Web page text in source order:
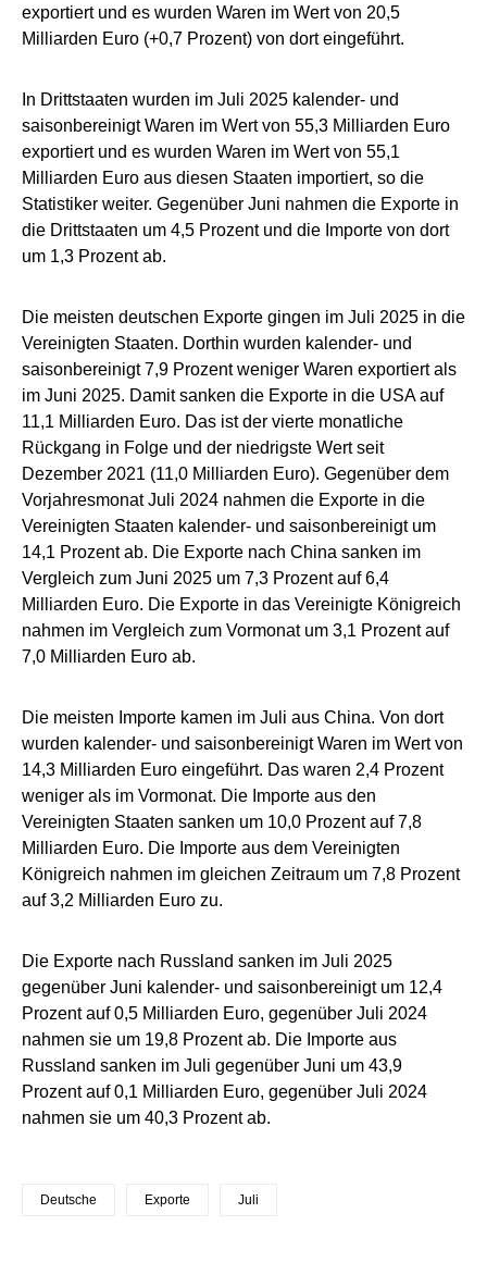
exportiert und es wurden Waren im Wert von 20,5
Milliarden Euro (+0,7 Prozent) von dort eingeführt.
In Drittstaaten wurden im Juli 2025 kalender- und
saisonbereinigt Waren im Wert von 55,3 Milliarden Euro
exportiert und es wurden Waren im Wert von 55,1
Milliarden Euro aus diesen Staaten importiert, so die
Statistiker weiter. Gegenüber Juni nahmen die Exporte in
die Drittstaaten um 4,5 Prozent und die Importe von dort
um 1,3 Prozent ab.
Die meisten deutschen Exporte gingen im Juli 2025 in die
Vereinigten Staaten. Dorthin wurden kalender- und
saisonbereinigt 7,9 Prozent weniger Waren exportiert als
im Juni 2025. Damit sanken die Exporte in die USA auf
11,1 Milliarden Euro. Das ist der vierte monatliche
Rückgang in Folge und der niedrigste Wert seit
Dezember 2021 (11,0 Milliarden Euro). Gegenüber dem
Vorjahresmonat Juli 2024 nahmen die Exporte in die
Vereinigten Staaten kalender- und saisonbereinigt um
14,1 Prozent ab. Die Exporte nach China sanken im
Vergleich zum Juni 2025 um 7,3 Prozent auf 6,4
Milliarden Euro. Die Exporte in das Vereinigte Königreich
nahmen im Vergleich zum Vormonat um 3,1 Prozent auf
7,0 Milliarden Euro ab.
Die meisten Importe kamen im Juli aus China. Von dort
wurden kalender- und saisonbereinigt Waren im Wert von
14,3 Milliarden Euro eingeführt. Das waren 2,4 Prozent
weniger als im Vormonat. Die Importe aus den
Vereinigten Staaten sanken um 10,0 Prozent auf 7,8
Milliarden Euro. Die Importe aus dem Vereinigten
Königreich nahmen im gleichen Zeitraum um 7,8 Prozent
auf 3,2 Milliarden Euro zu.
Die Exporte nach Russland sanken im Juli 2025
gegenüber Juni kalender- und saisonbereinigt um 12,4
Prozent auf 0,5 Milliarden Euro, gegenüber Juli 2024
nahmen sie um 19,8 Prozent ab. Die Importe aus
Russland sanken im Juli gegenüber Juni um 43,9
Prozent auf 0,1 Milliarden Euro, gegenüber Juli 2024
nahmen sie um 40,3 Prozent ab.
Deutsche Exporte Juli